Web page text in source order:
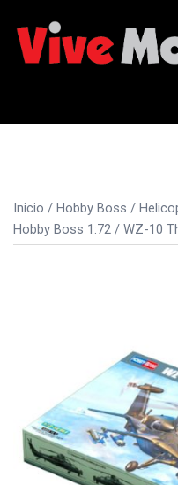
contenido
Inicio / Hobby Boss /
Hobby Boss 1:72 / WZ-10